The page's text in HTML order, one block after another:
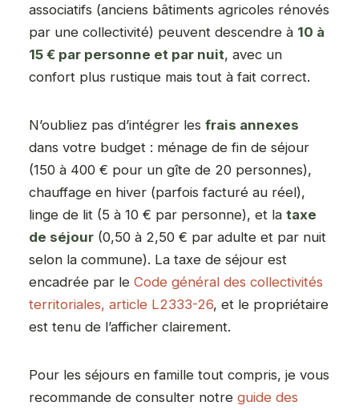
associatifs (anciens bâtiments agricoles rénovés
par une collectivité) peuvent descendre à 10 à
15 € par personne et par nuit, avec un
confort plus rustique mais tout à fait correct.
N’oubliez pas d’intégrer les frais annexes
dans votre budget : ménage de fin de séjour
(150 à 400 € pour un gîte de 20 personnes),
chauffage en hiver (parfois facturé au réel),
linge de lit (5 à 10 € par personne), et la taxe
de séjour (0,50 à 2,50 € par adulte et par nuit
selon la commune). La taxe de séjour est
encadrée par le Code général des collectivités
territoriales, article L2333-26, et le propriétaire
est tenu de l’afficher clairement.
Pour les séjours en famille tout compris, je vous
recommande de consulter notre guide des